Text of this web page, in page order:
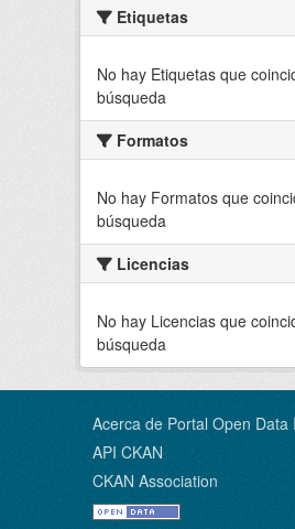
Etiquetas
No hay Etiquetas que
búsqueda
Formatos
No hay Formatos que
búsqueda
Licencias
No hay Licencias que
búsqueda
Acerca de Portal Open Data
API CKAN
CKAN Association